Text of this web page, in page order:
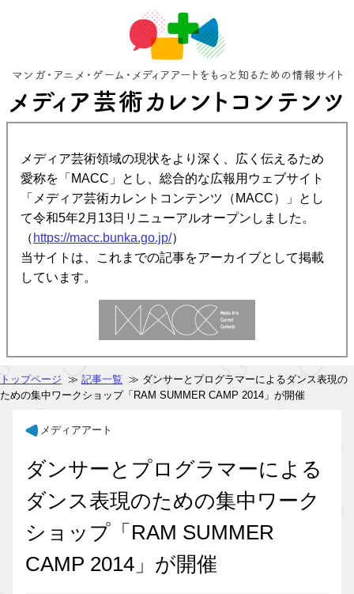
メディア芸術領域の現状をより深く、広く伝えるため
愛称を「MACC」とし、総合的な広報用ウェブサイト
「メディア芸術カレントコンテンツ（MACC）」とし
て令和5年2月13日リニューアルオープンしました。
（ https://macc.bunka.go.jp/）
当サイトは、これまでの記事をアーカイブとして掲載
しています。
トップページ ≫ 記事一覧 ≫ ダンサーとプログラマーによるダンス表現の
ための集中ワークショップ「RAM SUMMER CAMP 2014」が開催
メディアアート
ダンサーとプログラマーによる
ダンス表現のための集中ワーク
ショップ「RAM SUMMER
CAMP 2014」が開催